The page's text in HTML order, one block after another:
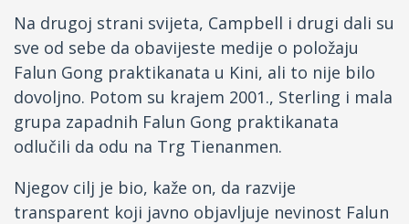
Na drugoj strani svijeta, Campbell i drugi dali su
sve od sebe da obavijeste medije o položaju
Falun Gong praktikanata u Kini, ali to nije bilo
dovoljno. Potom su krajem 2001., Sterling i mala
grupa zapadnih Falun Gong praktikanata
odlučili da odu na Trg Tienanmen.
Njegov cilj je bio, kaže on, da razvije
transparent koji javno objavljuje nevinost Falun